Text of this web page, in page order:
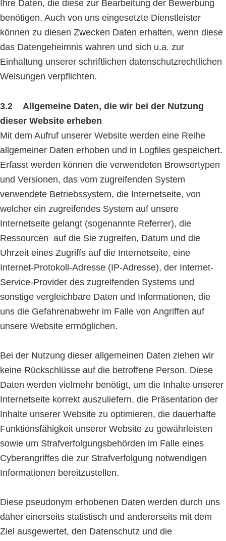
Ihre Daten, die diese zur Bearbeitung der Bewerbung
benötigen. Auch von uns eingesetzte Dienstleister
können zu diesen Zwecken Daten erhalten, wenn diese
das Datengeheimnis wahren und sich u.a. zur
Einhaltung unserer schriftlichen datenschutzrechtlichen
Weisungen verpflichten.
3.2 Allgemeine Daten, die wir bei der Nutzung
dieser Website erheben
Mit dem Aufruf unserer Website werden eine Reihe
allgemeiner Daten erhoben und in Logfiles gespeichert.
Erfasst werden können die verwendeten Browsertypen
und Versionen, das vom zugreifenden System
verwendete Betriebssystem, die Internetseite, von
welcher ein zugreifendes System auf unsere
Internetseite gelangt (sogenannte Referrer), die
Ressourcen auf die Sie zugreifen, Datum und die
Uhrzeit eines Zugriffs auf die Internetseite, eine
Internet-Protokoll-Adresse (IP-Adresse), der Internet-
Service-Provider des zugreifenden Systems und
sonstige vergleichbare Daten und Informationen, die
uns die Gefahrenabwehr im Falle von Angriffen auf
unsere Website ermöglichen.
Bei der Nutzung dieser allgemeinen Daten ziehen wir
keine Rückschlüsse auf die betroffene Person. Diese
Daten werden vielmehr benötigt, um die Inhalte unserer
Internetseite korrekt auszuliefern, die Präsentation der
Inhalte unserer Website zu optimieren, die dauerhafte
Funktionsfähigkeit unserer Website zu gewährleisten
sowie um Strafverfolgungsbehörden im Falle eines
Cyberangriffes die zur Strafverfolgung notwendigen
Informationen bereitzustellen.
Diese pseudonym erhobenen Daten werden durch uns
daher einerseits statistisch und andererseits mit dem
Ziel ausgewertet, den Datenschutz und die